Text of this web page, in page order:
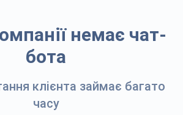
немає чат-
бота
клієнта займає багато
часу